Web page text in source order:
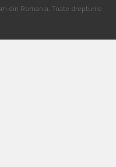
din Romania. Toate drepturile